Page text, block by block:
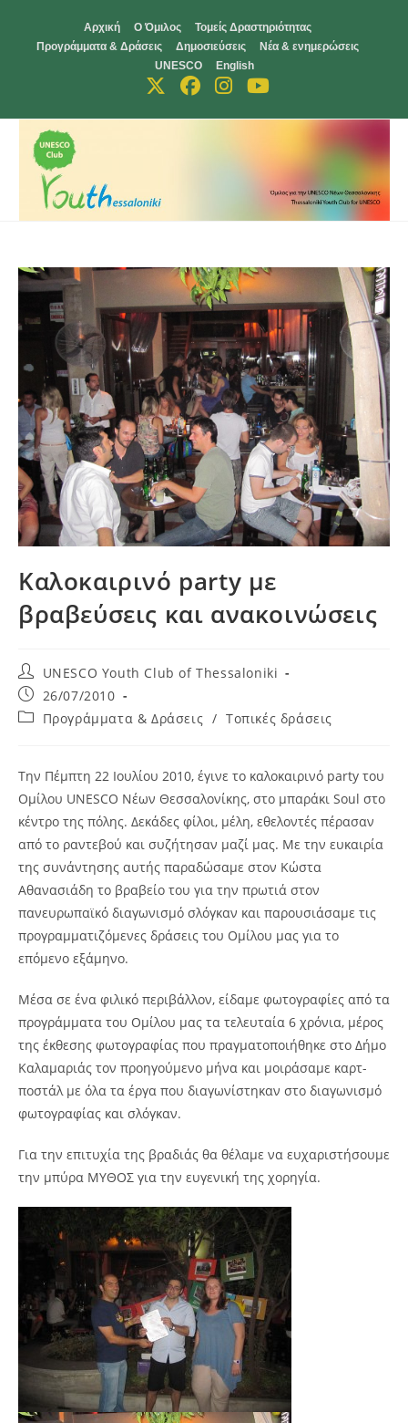
content
Αρχική Ο Όμιλος
Τομείς Δραστηριότητας
Προγράμματα & Δράσεις
Δημοσιεύσεις
Νέα & ενημερώσεις
UNESCO
English
Καλοκαιρινό party με
βραβεύσεις και ανακοινώσεις
Post
author:
UNESCO Youth Club of Thessaloniki
Post
published:
26/07/2010
PostΠρογράμματα & Δράσεις / Τοπικές δράσεις
Την Πέμπτη 22 Ιουλίου 2010, έγινε το καλοκαιρινό party του
Ομίλου UNESCO Νέων Θεσσαλονίκης, στο μπαράκι Soul στο
κέντρο της πόλης. Δεκάδες φίλοι, μέλη, εθελοντές πέρασαν
από το ραντεβού και συζήτησαν μαζί μας. Με την ευκαιρία
της συνάντησης αυτής παραδώσαμε στον Κώστα
Αθανασιάδη το βραβείο του για την πρωτιά στον
πανευρωπαϊκό διαγωνισμό σλόγκαν και παρουσιάσαμε τις
προγραμματιζόμενες δράσεις του Ομίλου μας για το
επόμενο εξάμηνο.
Μέσα σε ένα φιλικό περιβάλλον, είδαμε φωτογραφίες από τα
προγράμματα του Ομίλου μας τα τελευταία 6 χρόνια, μέρος
της έκθεσης φωτογραφίας που πραγματοποιήθηκε στο Δήμο
Καλαμαριάς τον προηγούμενο μήνα και μοιράσαμε καρτ-
ποστάλ με όλα τα έργα που διαγωνίστηκαν στο διαγωνισμό
φωτογραφίας και σλόγκαν.
Για την επιτυχία της βραδιάς θα θέλαμε να ευχαριστήσουμε
την μπύρα ΜΥΘΟΣ για την ευγενική της χορηγία.